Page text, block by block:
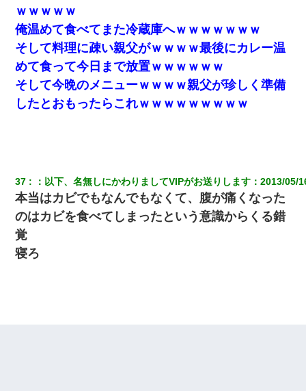
ｗｗｗｗｗ
俺温めて食べてまた冷蔵庫へｗｗｗｗｗｗｗ
そして料理に疎い親父がｗｗｗｗ最後にカレー温
めて食って今日まで放置ｗｗｗｗｗｗ
そして今晩のメニューｗｗｗｗ親父が珍しく準備
したとおもったらこれｗｗｗｗｗｗｗｗｗ
37 ： 以下、名無しにかわりましてVIPがお送りします ：2013/05/
本当はカビでもなんでもなくて、腹が痛くなった
のはカビを食べてしまったという意識からくる錯
覚
寝ろ